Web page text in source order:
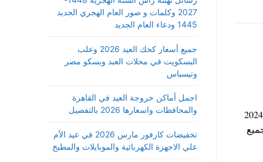
أعلنت وزيرة التضامن الاجتماعي مواعيد صرف معاشات شهر فبراير 2024
2027 وكلمات و صور العام الهجري الجديد
1445 ودعاء العام الجديد
جميع أسعار كحك العيد 2026 وعلب
البسكويت في محلات العبد وبسكو مصر
وتيسباس
اجمل أماكن خروجة العيد في القاهرة
والمحافظات واسعارها 2026 بالتفصيل
تخفيضات كارفور مارس 2026 في عيد الأم
علي الاجهزة الكهربائية والموبايلات والمطبخ